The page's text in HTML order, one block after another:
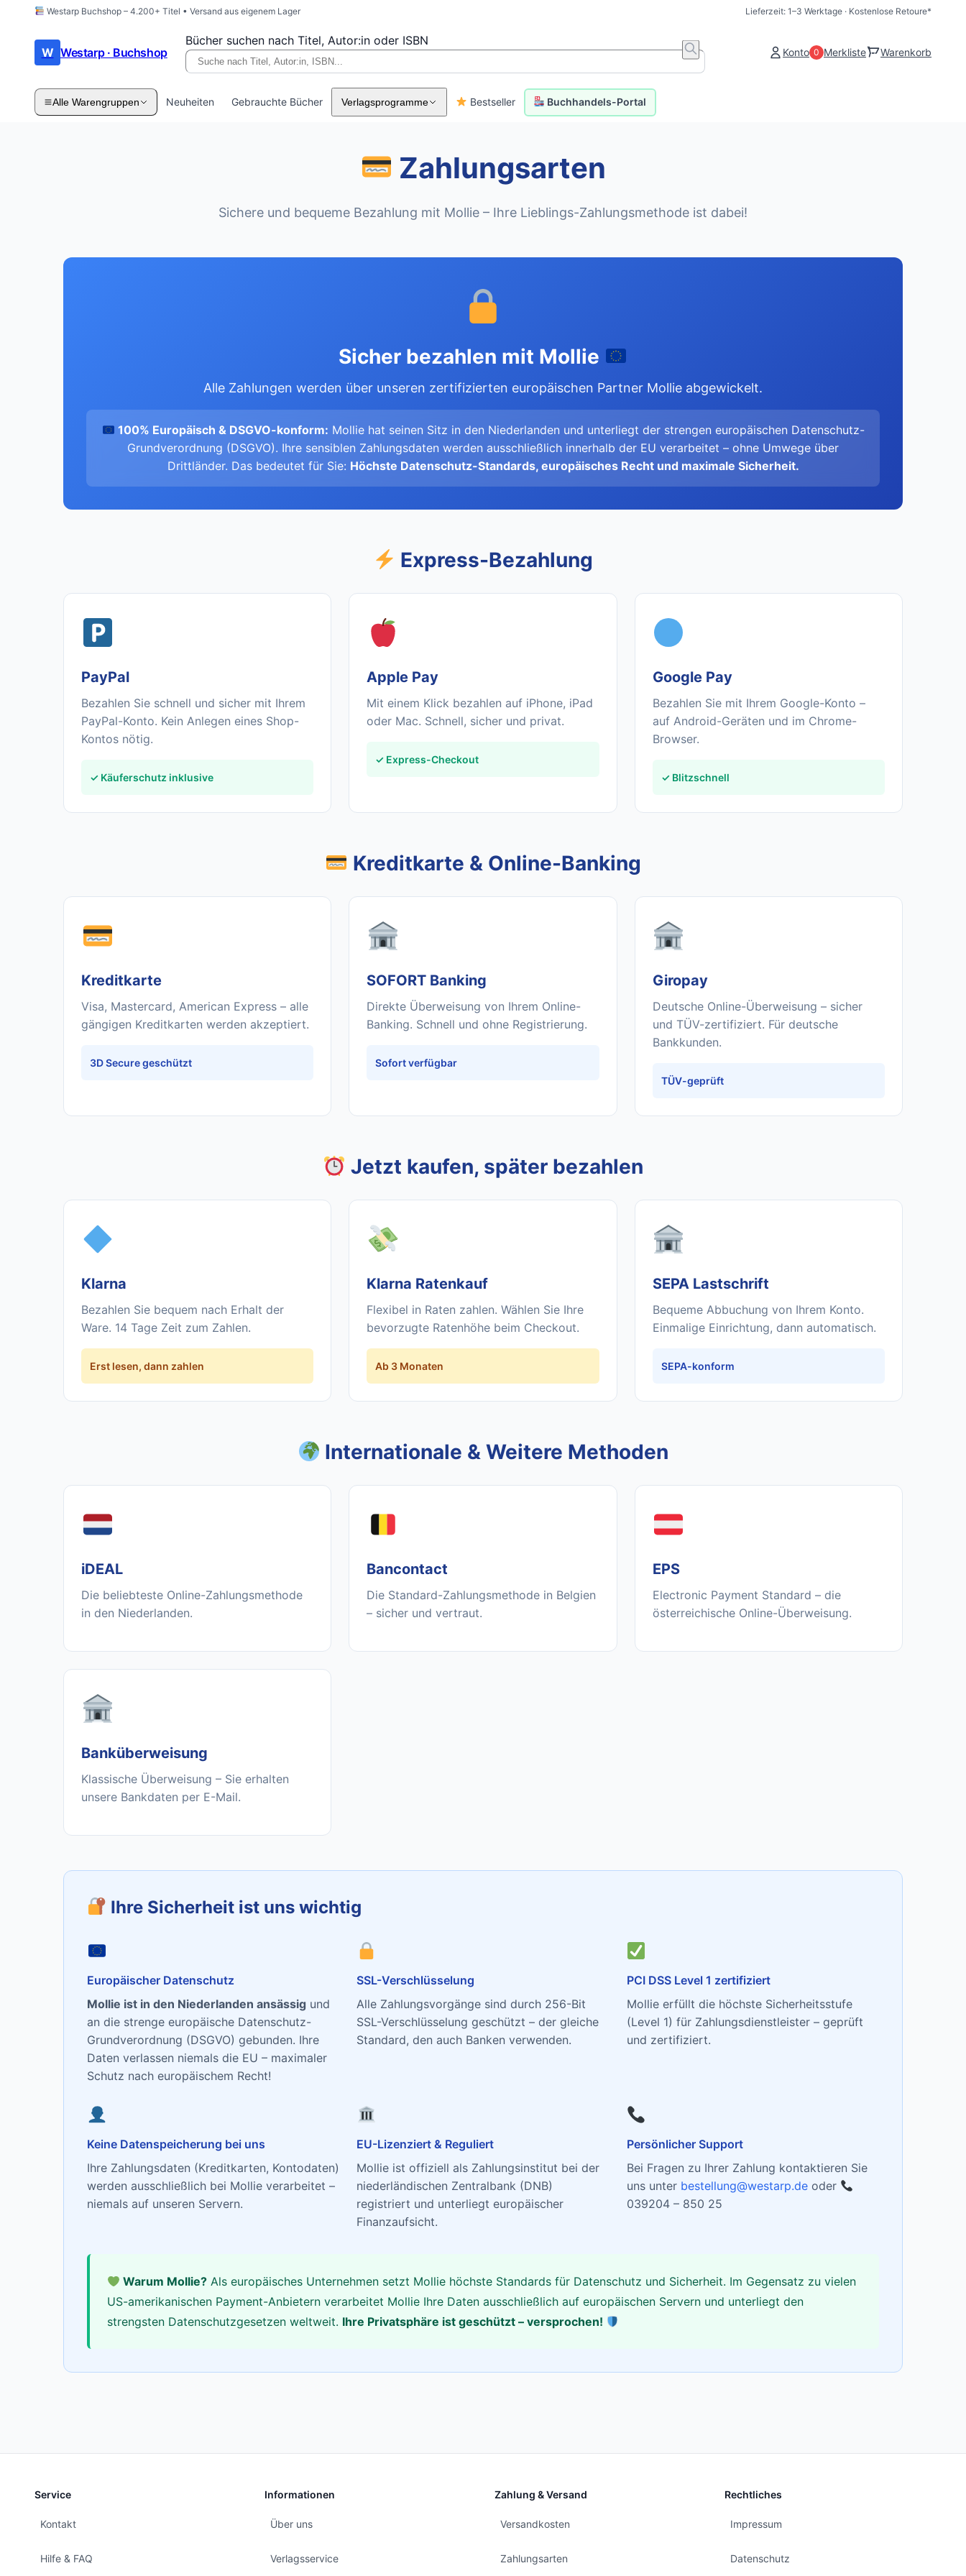
Westarp Buchshop – 4.200+ Titel • Versand aus eigenem Lager Lieferzeit: 1–3 Werktage · Kostenlose Retoure*
W Westarp · Buchshop
Bücher suchen nach Titel, Autor:in oder ISBN
Konto Merkliste
0 Warenkorb
0
Alle Warengruppen Neuheiten Gebrauchte Bücher Verlagsprogramme Bestseller Buchhandels-Portal
Zahlungsarten
Sichere und bequeme Bezahlung mit Mollie – Ihre Lieblings-Zahlungsmethode ist dabei!
Sicher bezahlen mit Mollie
Alle Zahlungen werden über unseren zertifizierten europäischen Partner Mollie abgewickelt.
100% Europäisch & DSGVO-konform: Mollie hat seinen Sitz in den Niederlanden und unterliegt der strengen europäischen Datenschutz-
Grundverordnung (DSGVO). Ihre sensiblen Zahlungsdaten werden ausschließlich innerhalb der EU verarbeitet – ohne Umwege über
Drittländer. Das bedeutet für Sie: Höchste Datenschutz-Standards, europäisches Recht und maximale Sicherheit.
Express-Bezahlung
PayPal
Bezahlen Sie schnell und sicher mit Ihrem
PayPal-Konto. Kein Anlegen eines Shop-
Kontos nötig.
✓ Käuferschutz inklusive
Apple Pay
Mit einem Klick bezahlen auf iPhone, iPad
oder Mac. Schnell, sicher und privat.
✓ Express-Checkout
Google Pay
Bezahlen Sie mit Ihrem Google-Konto –
auf Android-Geräten und im Chrome-
Browser.
✓ Blitzschnell
Kreditkarte & Online-Banking
Kreditkarte
Visa, Mastercard, American Express – alle
gängigen Kreditkarten werden akzeptiert.
3D Secure geschützt
SOFORT Banking
Direkte Überweisung von Ihrem Online-
Banking. Schnell und ohne Registrierung.
Sofort verfügbar
Giropay
Deutsche Online-Überweisung – sicher
und TÜV-zertifiziert. Für deutsche
Bankkunden.
TÜV-geprüft
Jetzt kaufen, später bezahlen
Klarna
Bezahlen Sie bequem nach Erhalt der
Ware. 14 Tage Zeit zum Zahlen.
Erst lesen, dann zahlen
Klarna Ratenkauf
Flexibel in Raten zahlen. Wählen Sie Ihre
bevorzugte Ratenhöhe beim Checkout.
Ab 3 Monaten
SEPA Lastschrift
Bequeme Abbuchung von Ihrem Konto.
Einmalige Einrichtung, dann automatisch.
SEPA-konform
Internationale & Weitere Methoden
iDEAL
Die beliebteste Online-Zahlungsmethode
in den Niederlanden.
Bancontact
Die Standard-Zahlungsmethode in Belgien
– sicher und vertraut.
EPS
Electronic Payment Standard – die
österreichische Online-Überweisung.
Banküberweisung
Klassische Überweisung – Sie erhalten
unsere Bankdaten per E-Mail.
Ihre Sicherheit ist uns wichtig
Europäischer Datenschutz
Mollie ist in den Niederlanden ansässig und
an die strenge europäische Datenschutz-
Grundverordnung (DSGVO) gebunden. Ihre
Daten verlassen niemals die EU – maximaler
Schutz nach europäischem Recht!
SSL-Verschlüsselung
Alle Zahlungsvorgänge sind durch 256-Bit
SSL-Verschlüsselung geschützt – der gleiche
Standard, den auch Banken verwenden.
PCI DSS Level 1 zertifiziert
Mollie erfüllt die höchste Sicherheitsstufe
(Level 1) für Zahlungsdienstleister – geprüft
und zertifiziert.
Keine Datenspeicherung bei uns
Ihre Zahlungsdaten (Kreditkarten, Kontodaten)
werden ausschließlich bei Mollie verarbeitet –
niemals auf unseren Servern.
EU-Lizenziert & Reguliert
Mollie ist offiziell als Zahlungsinstitut bei der
niederländischen Zentralbank (DNB)
registriert und unterliegt europäischer
Finanzaufsicht.
Persönlicher Support
Bei Fragen zu Ihrer Zahlung kontaktieren Sie
uns unter bestellung@westarp.deoder
039204 – 850 25
Warum Mollie? Als europäisches Unternehmen setzt Mollie höchste Standards für Datenschutz und Sicherheit. Im Gegensatz zu vielen
US-amerikanischen Payment-Anbietern verarbeitet Mollie Ihre Daten ausschließlich auf europäischen Servern und unterliegt den
strengsten Datenschutzgesetzen weltweit. Ihre Privatsphäre ist geschützt – versprochen!
Service
Kontakt
Hilfe & FAQ
Informationen
Über uns
Verlagsservice
Zahlung & Versand
Versandkosten
Zahlungsarten
Rechtliches
Impressum
Datenschutz